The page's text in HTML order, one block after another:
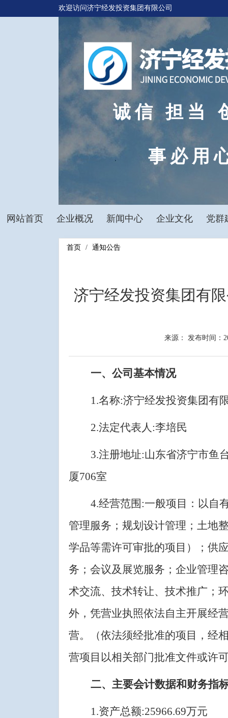
欢迎访问济宁经发投资集团有限公司
诚信 担当
事必用
网站首页 企业概况 新闻中心 企业文化 党群
首页 通知公告
济宁经发投资集团有
来源： 发布时间：
一、公司基本情况
1.名称:济宁经发投资集团有
2.法定代表人 :李培民
3.注册地址:山东省济宁市鱼
厦706室
4.经营范围:一般项目：以自
管理服务；规划设计管理；土地
学品等需许可审批的项目）；供
务；会议及展览服务；企业管理
术交流、技术转让、技术推广；
外，凭营业执照依法自主开展经
营。（依法须经批准的项目，经
营项目以相关部门批准文件或许
二、主要会计数据和财务指
1.资产总额:25966.69万元